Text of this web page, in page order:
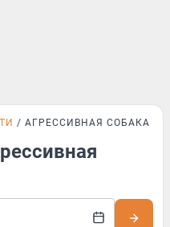
АГРЕССИВНАЯ СОБАКА